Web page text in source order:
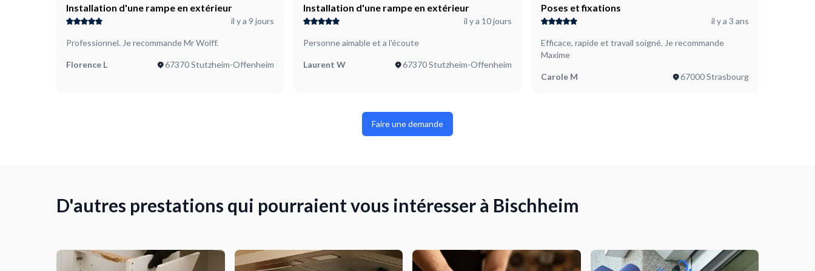
Installation d'une rampe en extérieur
il y a 9 jours
Professionnel. Je recommande Mr Wolff.
Florence L 67370 Stutzheim-Offenheim
Installation d'une rampe en extérieur
il y a 10 jours
Personne aimable et a l'écoute
Laurent W 67370 Stutzheim-Offenheim
Poses et fixations
il y a 3 ans
Efficace, rapide et travail soigné. Je recommande
Maxime
Carole M 67000 Strasbourg
Faire une demande
D'autres prestations qui pourraient vous intéresser à Bischheim